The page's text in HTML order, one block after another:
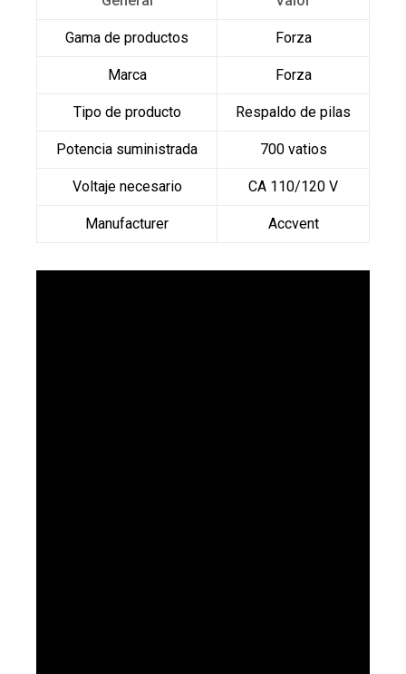
Gama de productos Forza
Marca Forza
Tipo de producto Respaldo de pilas
Potencia suministrada 700 vatios
Voltaje necesario CA 110/120 V
Manufacturer Accvent